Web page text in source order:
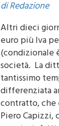
di Redazione
Altri dieci
euro più Iva
(condizionale
società. La
tantissimo
differenziata
contratto, che
Piero Capizzi,